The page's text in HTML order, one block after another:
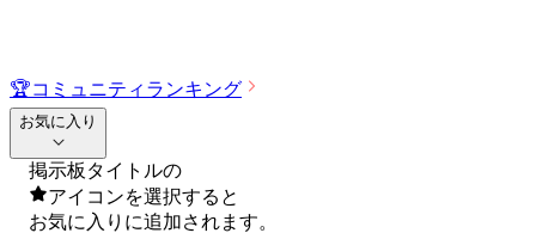
🏆コミュニティランキング
お気に入り
掲示板タイトルの
アイコンを選択すると
お気に入りに追加されます。